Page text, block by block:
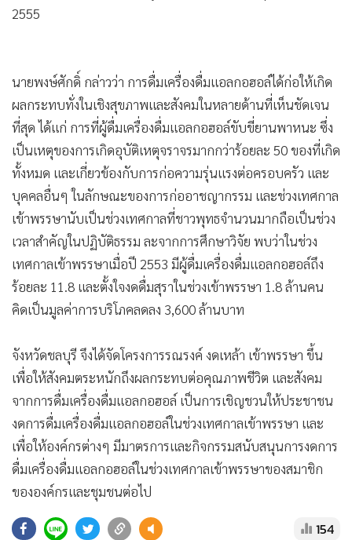
• จีน
• Motoring
• เกม
• วิทยาศาสตร์
• SMEs
• หุ้น
• อินโดจีน
• กองทุนรวม
Celeb Online
•
•
ญี่ปุ่น
• Gotomanager
2555
นายพงษ์ศักดิ์ กล่าวว่า การดื่มเครื่องดื่มแอลกอฮอล์ได้ก่อให้เกิด
ผลกระทบทั่งในเชิงสุขภาพและสังคมในหลายด้านที่เห็นชัดเจน
ที่สุด ได้แก่ การที่ผู้ดื่มเครื่องดื่มแอลกอฮอล์ขับขี่ยานพาหนะ ซึ่ง
เป็นเหตุของการเกิดอุบัติเหตุจราจรมากกว่าร้อยละ 50 ของที่เกิด
ทั้งหมด และเกี่ยวข้องกับการก่อความรุ่นแรงต่อครอบครัว และ
บุคคลอื่นๆ ในลักษณะของการก่ออาชญากรรม และช่วงเทศกาล
เข้าพรรษานับเป็นช่วงเทศกาลที่ชาวพุทธจำนวนมากถือเป็นช่วง
เวลาสำคัญในปฏิบัติธรรม ละจากการศึกษาวิจัย พบว่าในช่วง
เทศกาลเข้าพรรษาเมื่อปี 2553 มีผู้ดื่มเครื่องดื่มแอลกอฮอล์ถึง
ร้อยละ 11.8 และตั้งใจงดดื่มสุราในช่วงเข้าพรรษา 1.8 ล้านคน
คิดเป็นมูลค่าการบริโภคลดลง 3,600 ล้านบาท
จังหวัดชลบุรี จึงได้จัดโครงการรณรงค์ งดเหล้า เข้าพรรษา ขึ้น
เพื่อให้สังคมตระหนักถึงผลกระทบต่อคุณภาพชีวิต และสังคม
จากการดื่มเครื่องดื่มแอลกอฮอล์ เป็นการเชิญชวนให้ประชาชน
งดการดื่มเครื่องดื่มแอลกอฮอล์ในช่วงเทศกาลเข้าพรรษา และ
เพื่อให้องค์กรต่างๆ มีมาตรการและกิจกรรมสนับสนุนการงดการ
ดื่มเครื่องดื่มแอลกอฮอล์ในช่วงเทศกาลเข้าพรรษาของสมาชิก
ขององค์กรและชุมชนต่อไป
154